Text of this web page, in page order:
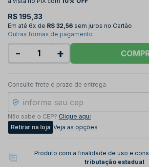
R$ 195,33
Em até 6x de R$ 32,56 sem juros no Cartão
Outras formas de pagamento
- +
Consulte frete e prazo de entrega
Não sabe o CEP? Clique aqui
Retirar na loja Veja as opções
Produto com a finalidade de uso e
tributação estadual